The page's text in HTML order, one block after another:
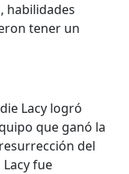
habilidades
tener un
Lacy logró
que ganó la
del
fue